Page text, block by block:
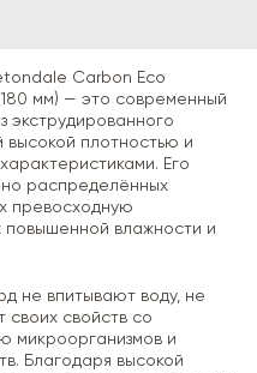
Carbon Eco
мм) — это современный
экструдированного
плотностью и
Его
распределённых
превосходную
повышенной влажности и
не впитывают воду, не
свойств со
микроорганизмов и
Благодаря высокой